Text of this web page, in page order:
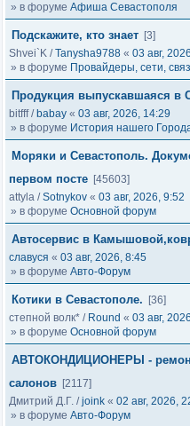
» в форуме Афиша Севастополя
Подскажите, кто знает [3]
Shvei`K /Tanysha9788 « 03 авг,
» в форуме Провайдеры, сети,
Продукция выпускавшаяся в
bitfff/ babay « 03 авг, 2026, 14:29
» в форуме История нашего
Моряки и Севастополь.
первом посте [45603]
attyla /Sotnykov « 03 авг, 2026, 9:52
» в форуме Основной форум
Автосервис в
славуся « 03 авг, 2026, 8:45
» в форуме Авто-Форум
Котики в Севастополе.
[36]
степной волк* / Round « 03 авг,
» в форуме Основной форум
АВТОКОНДИЦИОНЕРЫ -
салонов [2117]
Дмитрий Д.Г. /joink « 02 авг, 2026,
» в форуме Авто-Форум